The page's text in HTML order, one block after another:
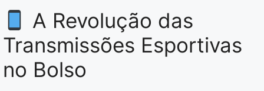
A Revolução das
Transmissões Esportivas
no Bolso